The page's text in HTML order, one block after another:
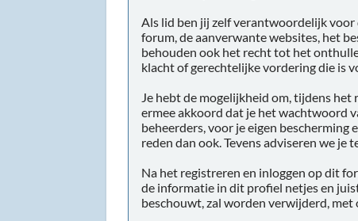
Als lid ben jij zelf verantwoordelijk voor
forum, de aanverwante websites, het
behouden ook het recht tot het
klacht of gerechtelijke vordering die is
Je hebt de mogelijkheid om, tijdens het
ermee akkoord dat je het wachtwoord
beheerders, voor je eigen
reden dan ook. Tevens adviseren we
Na het registreren en inloggen op dit
de informatie in dit profiel netjes en
beschouwt, zal worden verwijderd,